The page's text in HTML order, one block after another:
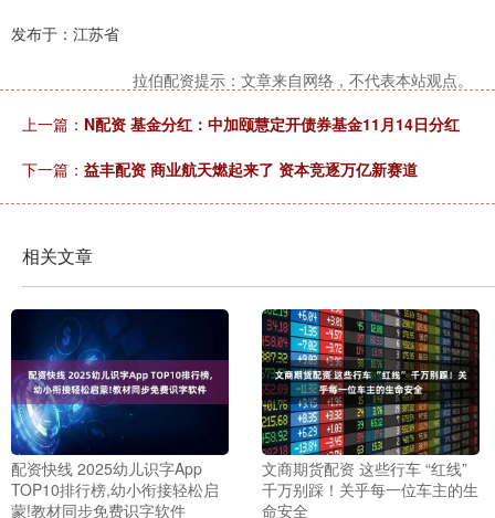
发布于：江苏省
拉伯配资提示：文章来自网络，不代表本站观点。
上一篇： N配资 基金分红：中加颐慧定开债券基金11月14日分红
下一篇： 益丰配资 商业航天燃起来了 资本竞逐万亿新赛道
相关文章
配资快线 2025幼儿识字App
TOP10排行榜,幼小衔接轻松启
蒙!教材同步免费识字软件
文商期货配资 这些行车 “红线”
千万别踩！关乎每一位车主的生
命安全